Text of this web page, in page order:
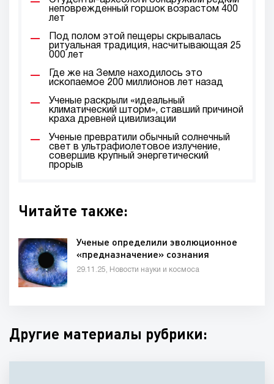
неповрежденный горшок возрастом 400
лет
Под полом этой пещеры скрывалась
ритуальная традиция, насчитывающая 25
000 лет
Где же на Земле находилось это
ископаемое 200 миллионов лет назад
Ученые раскрыли «идеальный
климатический шторм», ставший причиной
краха древней цивилизации
Ученые превратили обычный солнечный
свет в ультрафиолетовое излучение,
совершив крупный энергетический
прорыв
Читайте также:
Ученые определили эволюционное
«предназначение» сознания
29.11.25, Новости науки и космоса
Другие материалы рубрики: